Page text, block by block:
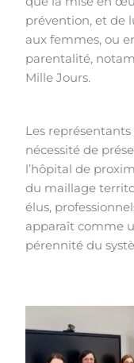
prévention, et de
aux femmes, ou
parentalité,
Mille Jours.
Les
nécessité de
l’hôpital de
du maillage
élus,
apparaît comme
pérennité du